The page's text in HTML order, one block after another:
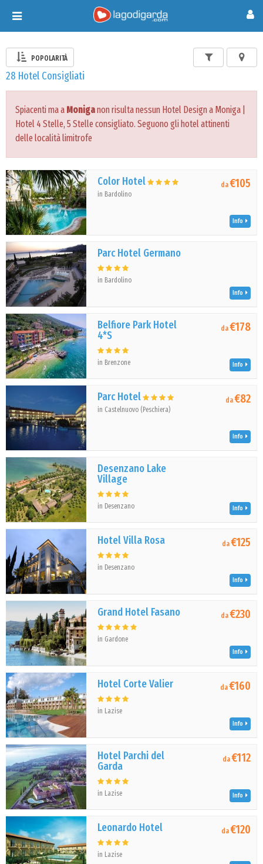
Toggle
navigation
POPOLARITÀ
28 Hotel Consigliati
Spiacenti ma a Moniganon risulta nessun Hotel Design a Moniga |
Hotel 4 Stelle, 5 Stelle consigliato. Seguono gli hotel attinenti
delle località limitrofe
Color Hotel
in Bardolino
da€105
Info
Parc Hotel Germano
in Bardolino
Info
Belfiore Park Hotel
4*S
in Brenzone
da€178
Info
Parc Hotel
in Castelnuovo (Peschiera)
da€82
Info
Desenzano Lake
Village
in Desenzano Info
Hotel Villa Rosa
in Desenzano
da€125
Info
Grand Hotel Fasano
in Gardone
da€230
Info
Hotel Corte Valier
in Lazise
da€160
Info
Hotel Parchi del
Garda
in Lazise
da€112
Info
Leonardo Hotel
in Lazise
da€120